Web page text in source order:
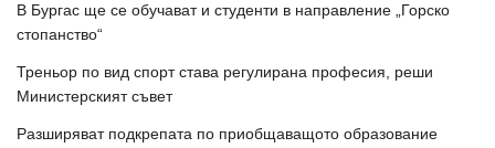
В Бургас ще се обучават и студенти в направление „Горско
стопанство“
Треньор по вид спорт става регулирана професия, реши
Министерският съвет
Разширяват подкрепата по приобщаващото образование